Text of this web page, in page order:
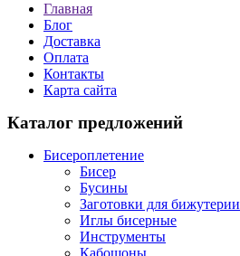
Главная
Блог
Доставка
Оплата
Контакты
Карта сайта
Каталог предложений
Бисероплетение
Бисер
Бусины
Заготовки для бижутерии
Иглы бисерные
Инструменты
Кабошоны